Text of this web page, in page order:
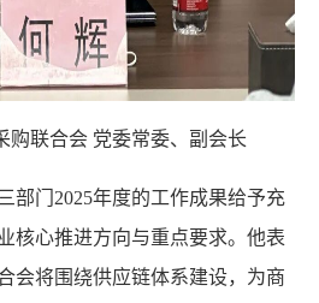
购联合会 党委常委、副会长
部门2025年度的工作成果给予充
核心推进方向与重点要求。他表
会将围绕供应链体系建设，为商